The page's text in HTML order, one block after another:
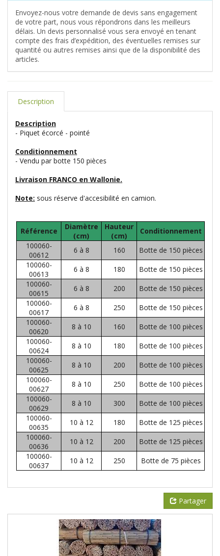
Envoyez-nous votre demande de devis sans engagement
de votre part, nous vous répondrons dans les meilleurs
délais. Un devis personnalisé vous sera envoyé en tenant
compte des frais d’expédition, des éventuelles remises sur
quantité ou autres remises ainsi que de la disponibilité des
articles.
Description
Description
- Piquet écorcé - pointé
Conditionnement
- Vendu par botte 150 pièces
Livraison FRANCO en Wallonie.
Note: sous réserve d'accesibilité en camion.
Référence
Diamètre
(cm)
Hauteur
(cm)
Conditionnement
100060-
00612
6 à 8 160
Botte de 150 pièces
100060-
00613
6 à 8 180
Botte de 150 pièces
100060-
00615
6 à 8 200
Botte de 150 pièces
100060-
00617
6 à 8 250
Botte de 150 pièces
100060-
00620
8 à 10 160
Botte de 100 pièces
100060-
00624
8 à 10 180
Botte de 100 pièces
100060-
00625
8 à 10 200
Botte de 100 pièces
100060-
00627
8 à 10 250
Botte de 100 pièces
100060-
00629
8 à 10 300
Botte de 100 pièces
100060-
00635
10 à 12 180
Botte de 125 pièces
100060-
00636
10 à 12 200
Botte de 125 pièces
100060-
00637
10 à 12 250 Botte de 75 pièces
Partager